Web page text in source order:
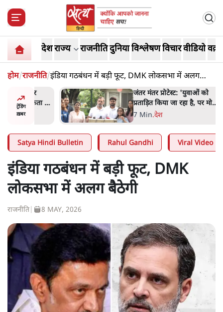
देशराज्य राजनीतिदुनियाविश्लेषणविचारवीडियो
होम/राजनीति/इंडिया गठबंधन में बड़ी फूट, DMK लोकसभा में अलग
बैठेगी
ट्रेंडिंग
ख़बर
न
सुने':
जंतर मंतर प्रोटेस्ट: 'युवाओं को
प्रताड़ित किया जा रहा है, पर मोदी-
शाह में बोलने की हिम्मत नहीं'-
राहुल
7 Min.देश
Satya Hindi Bulletin Rahul Gandhi Viral Video
इंडिया गठबंधन में बड़ी फूट, DMK
लोकसभा में अलग बैठेगी
राजनीति 8 MAY, 2026